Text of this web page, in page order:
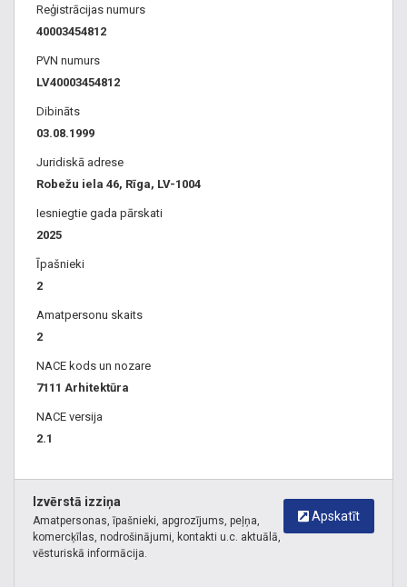
Reģistrācijas numurs
40003454812
PVN numurs
LV40003454812
Dibināts
03.08.1999
Juridiskā adrese
Robežu iela 46, Rīga, LV-1004
Iesniegtie gada pārskati
2025
Īpašnieki
2
Amatpersonu skaits
2
NACE kods un nozare
7111 Arhitektūra
NACE versija
2.1
Apskatīt
Izvērstā izziņa
Amatpersonas, īpašnieki, apgrozījums, peļņa,
komercķīlas, nodrošinājumi, kontakti u.c. aktuālā,
vēsturiskā informācija.